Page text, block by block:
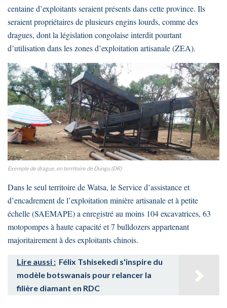
centaine d’exploitants seraient présents dans cette province. Ils
seraient propriétaires de plusieurs engins lourds, comme des
dragues, dont la législation congolaise interdit pourtant
d’utilisation dans les zones d’exploitation artisanale (ZEA).
Exemple de drague, en territoire de Dungu (DR)
Dans le seul territoire de Watsa, le Service d’assistance et
d’encadrement de l’exploitation minière artisanale et à petite
échelle (SAEMAPE) a enregistré au moins 104 excavatrices, 63
motopompes à haute capacité et 7 bulldozers appartenant
majoritairement à des exploitants chinois.
Lire aussi : Félix Tshisekedi s'inspire du
modèle botswanais pour relancer la
filière diamant en RDC